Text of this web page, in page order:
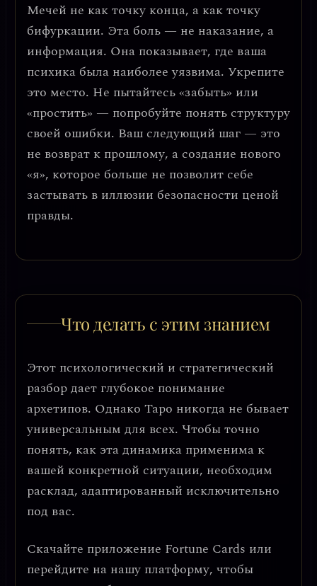
Мечей не как точку конца, а какточку
бифуркации. Эта боль — не наказание, а
информация. Она показывает, где ваша
психика была наиболее уязвима. Укрепите
это место. Не пытайтесь «забыть» или
«простить» — попробуйте понять структуру
своей ошибки. Ваш следующий шаг — это
не возврат к прошлому, а создание нового
«я», которое больше не позволит себе
застывать в иллюзии безопасности ценой
правды.
Что делать с этим знанием
Этот психологический и стратегический
разбор дает глубокое понимание
архетипов. Однако Таро никогда не бывает
универсальным для всех. Чтобы точно
понять, как эта динамика применима к
вашей конкретной ситуации, необходим
расклад, адаптированный исключительно
под вас.
Скачайте приложение Fortune Cards или
перейдите на нашу платформу, чтобы